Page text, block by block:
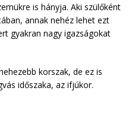
is hányja. Aki szülőként
annak nehéz lehet ezt
gyakran nagy igazságokat
korszak, de ez is
időszaka, az ifjúkor.